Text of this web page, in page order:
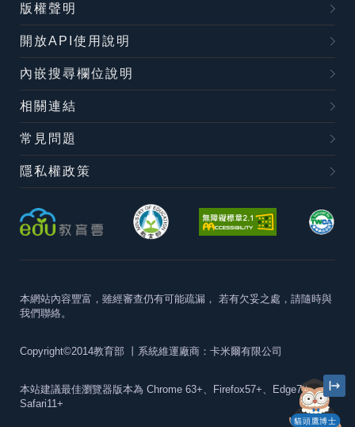
貓頭鷹博士
版權聲明
開放API使用說明
內嵌搜尋欄位說明
相關連結
常見問題
隱私權政策
本網站內容豐富，雖經審查仍有可能疏漏， 若有欠妥之處，請隨時與
我們聯絡。
Copyright©2014教育部 丨系統維運廠商：卡米爾有限公司
本站建議最佳瀏覽器版本為 Chrome 63+、Firefox57+、Edge79+及
Safari11+